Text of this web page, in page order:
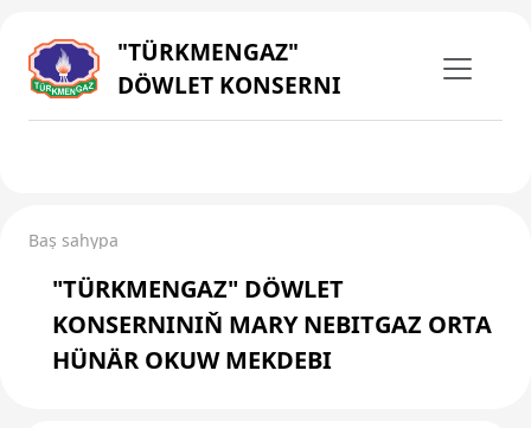
"TÜRKMENGAZ"
DÖWLET KONSERNI
Baş sahypa
"TÜRKMENGAZ" DÖWLET
KONSERNINIŇ MARY NEBITGAZ ORTA
HÜNÄR OKUW MEKDEBI